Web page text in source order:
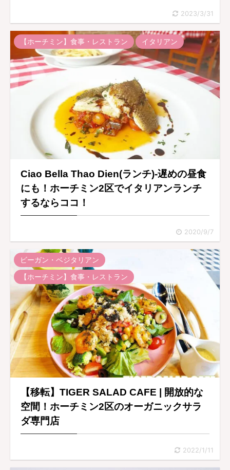
2023/3/31
【ホーチミン】食事・レストラン イタリアン
Ciao Bella Thao Dien(ランチ)-遅めの昼食
にも！ホーチミン2区でイタリアンランチ
するならココ！
2020/9/7
ビーガン・ベジタリアン
【ホーチミン】食事・レストラン
【移転】TIGER SALAD CAFE | 開放的な
空間！ホーチミン2区のオーガニックサラ
ダ専門店
2022/1/11